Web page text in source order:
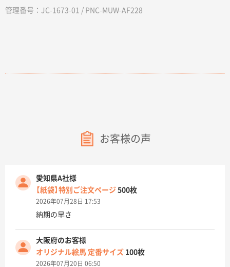
管理番号：JC-1673-01 / PNC-MUW-AF228
お客様の声
愛知県A社様
【紙袋】特別ご注文ページ 500枚
2026年07月28日 17:53
納期の早さ
大阪府のお客様
オリジナル絵馬 定番サイズ 100枚
2026年07月20日 06:50